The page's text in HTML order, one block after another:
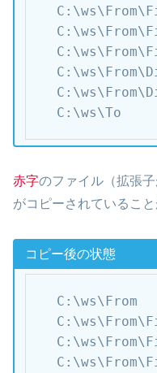
C:\ws\To
赤字のファイル（拡張
がコピーされていること
コピー後の状態
C:\ws\From